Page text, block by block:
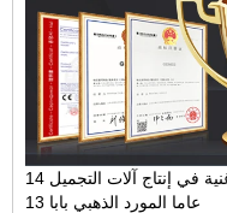
13 عاما المورد الذهبي بابا